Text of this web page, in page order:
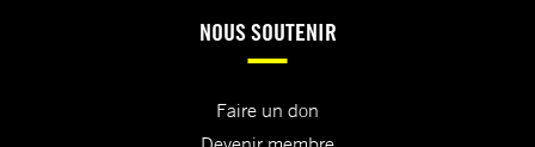
NOUS SOUTENIR
Faire un don